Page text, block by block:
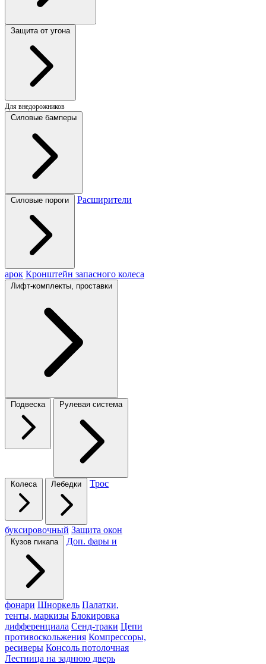
Защита от угона
Для внедорожников
Силовые бамперы
Силовые пороги Расширители
арок Кронштейн запасного колеса
Лифт-комплекты, проставки
Подвеска Рулевая система
Колеса Лебедки Трос
буксировочный Защита окон
Кузов пикапа Доп. фары и
фонари Шноркель Палатки,
тенты, маркизы Блокировка
дифференциала Сенд-траки Цепи
противоскольжения Компрессоры,
ресиверы Консоль потолочная
Лестница на заднюю дверь